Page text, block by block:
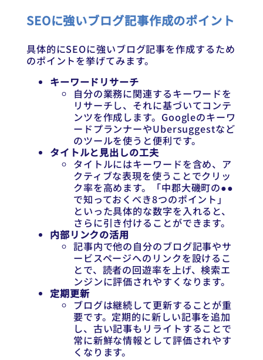
SEOに強いブログ記事作成のポイント
具体的にSEOに強いブログ記事を作成するため
のポイントを挙げてみます。
キーワードリサーチ
自分の業務に関連するキーワードを
リサーチし、それに基づいてコンテ
ンツを作成します。Googleのキーワ
ードプランナーやUbersuggestなど
のツールを使うと便利です。
タイトルと見出しの工夫
タイトルにはキーワードを含め、ア
クティブな表現を使うことでクリッ
ク率を高めます。「中郡大磯町の●●
で知っておくべき8つのポイント」
といった具体的な数字を入れると、
さらに引き付けることができます。
内部リンクの活用
記事内で他の自分のブログ記事やサ
ービスページへのリンクを設けるこ
とで、読者の回遊率を上げ、検索エ
ンジンに評価されやすくなります。
定期更新
ブログは継続して更新することが重
要です。定期的に新しい記事を追加
し、古い記事もリライトすることで
常に新鮮な情報として評価されやす
くなります。